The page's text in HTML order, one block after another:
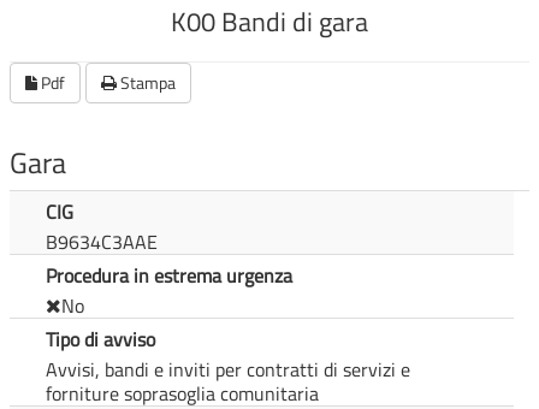
K00 Bandi di gara
Pdf Stampa
Gara
CIG
B9634C3AAE
Procedura in estrema urgenza
No
Tipo di avviso
Avvisi, bandi e inviti per contratti di servizi e
forniture soprasoglia comunitaria